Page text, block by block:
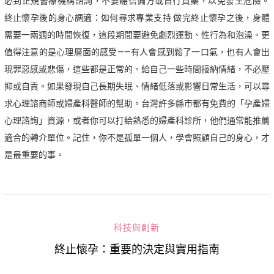
終止懷孕後的身心調適：如何尋求專業支持 做完終止懷孕之後，身體
需要一兩週的時間恢復，這段期間要避免劇烈運動、性行為和泡澡。更
值得注意的是心理層面的感受——有人會感到鬆了一口氣，也有人會出
現罪惡感或悲傷，這些都是正常的。給自己一些時間接納情緒，不必壓
抑或自責。如果發現自己長期失眠、情緒低落或影響日常生活，可以尋
求心理諮商師或婦產科醫師的幫助。台灣許多縣市都有免費的「孕產婦
心理諮詢」資源，或者你可以打給熟悉的婦產科診所，他們通常能推薦
適合的轉介單位。記住，你不是孤單一個人，學會照顧自己的身心，才
是最重要的事。
科技與創新
終止懷孕：重要的決定與實用指南